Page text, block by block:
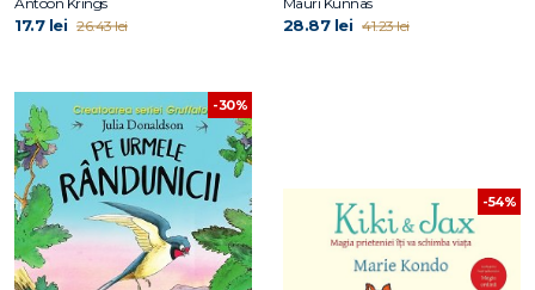
17.7 lei 26.43 lei 28.87 lei 41.23 lei
-30%
-54%